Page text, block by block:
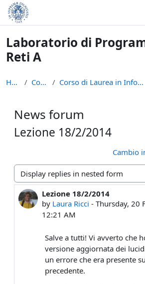
Skip to main content
Laboratorio di
Reti A
Home Courses Corso di Laurea in Informatica (L-31)
News forum
Lezione 18/2/2014
Cambio
Display mode
Lezione 18/2/2014
by Laura Ricci - Thursday, 20
12:21 AM
Number of replies: 0
Salve a tutti! Vi avverto che
versione aggiornata dei
un errore che era presente
precedente.